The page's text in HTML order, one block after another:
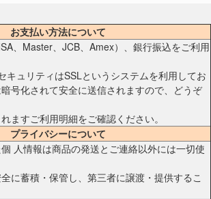
お支払い方法について
、Master、JCB、Amex）、銀行振込をご利用
キュリティはSSLというシステムを利用してお
号化されて安全に送信されますので、どうぞ
ますご利用明細をご確認ください。
プライバシーについて
人情報は商品の発送とご連絡以外には一切使
に蓄積・保管し、第三者に譲渡・提供するこ